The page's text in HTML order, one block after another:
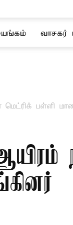
வாசகர்
மெட்ரிக் பள்ளி